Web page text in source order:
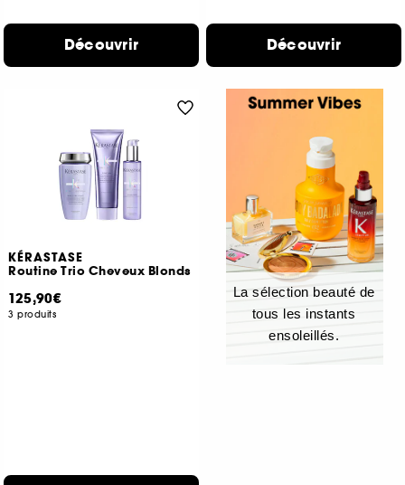
Découvrir Découvrir
KÉRASTASE
Routine Trio Cheveux Blonds
125,90€
3 produits
La sélection beauté de
tous les instants
ensoleillés.